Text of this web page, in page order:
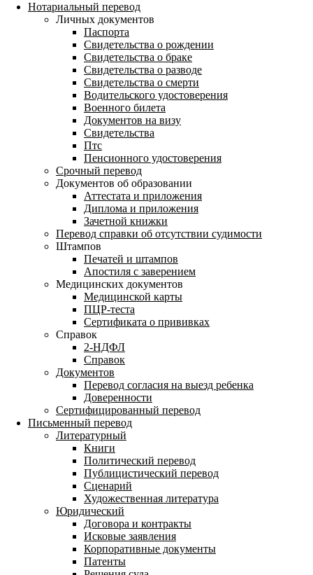
Нотариальный перевод
Личных документов
Паспорта
Свидетельства о рождении
Свидетельства о браке
Свидетельства о разводе
Свидетельства о смерти
Водительского удостоверения
Военного билета
Документов на визу
Свидетельства
Птс
Пенсионного удостоверения
Срочный перевод
Документов об образовании
Аттестата и приложения
Диплома и приложения
Зачетной книжки
Перевод справки об отсутствии судимости
Штампов
Печатей и штампов
Апостиля с заверением
Медицинских документов
Медицинской карты
ПЦР-теста
Сертификата о прививках
Справок
2-НДФЛ
Справок
Документов
Перевод согласия на выезд ребенка
Доверенности
Сертифицированный перевод
Письменный перевод
Литературный
Книги
Политический перевод
Публицистический перевод
Сценарий
Художественная литература
Юридический
Договора и контракты
Исковые заявления
Корпоративные документы
Патенты